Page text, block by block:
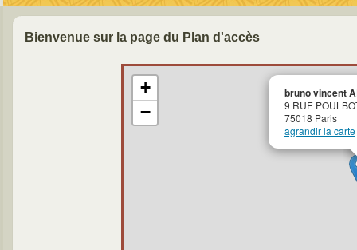
Bienvenue sur la page du Plan d'accès
bruno vincent
9 RUE
75018 Paris
agrandir la carte
+
−